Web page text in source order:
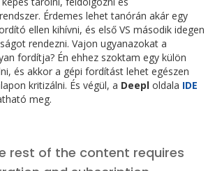
Érdemes lehet tanórán akár egy
ellen kihívni, és első VS második idegen
rendezni. Vajon ugyanazokat a
fordítja? Én ehhez szoktam egy külön
és akkor a gépi fordítást lehet egészen
kritizálni. És végül, a Deepl oldala IDE
meg.